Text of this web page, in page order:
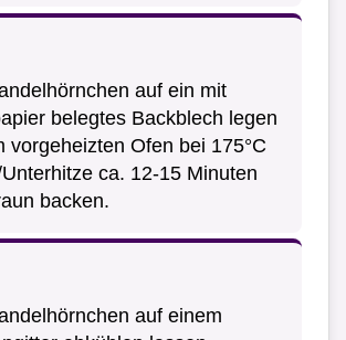
auf ein mit
belegtes Backblech legen
vorgeheizten Ofen bei 175°C
ca. 12-15 Minuten
backen.
auf einem